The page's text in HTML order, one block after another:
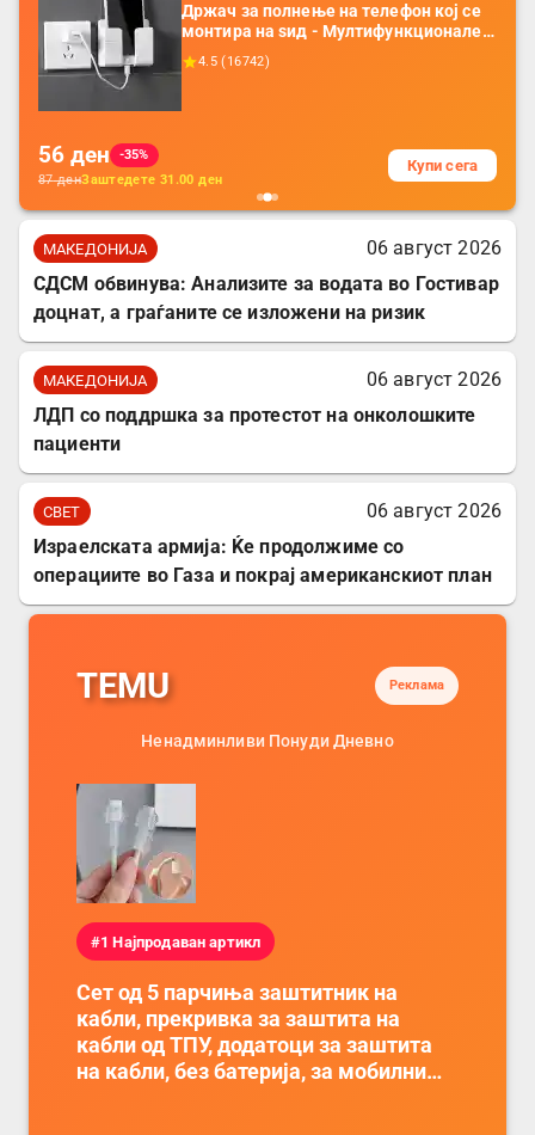
Држач за полнење на телефон кој се
монтира на ѕид - Мултифункционален
пластичен организатор за чување на
покрај кревет и за ТВ далечински
4.5 ( 16742)
56 ден
-35%
87денЗаштедете 31.00 ден
Купи сега
МАКЕДОНИЈА
06 август 2026
СДСМ обвинува: Анализите за водата во Гостивар
доцнат, а граѓаните се изложени на ризик
МАКЕДОНИЈА
06 август 2026
ЛДП со поддршка за протестот на онколошките
пациенти
СВЕТ
06 август 2026
Израелската армија: Ќе продолжиме со
операциите во Газа и покрај американскиот план
TEMU Реклама
Ненадминливи Понуди Дневно
#1 Најпродавано
Држач за полнење на телефон кој се
монтира на ѕид -
Мултифункционален пластичен